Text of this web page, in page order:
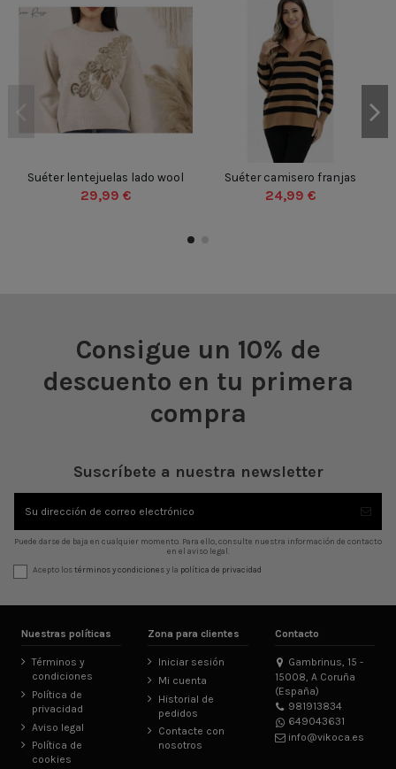
Suéter lentejuelas lado wool
29,99 €
UN Suéter camisero franjas
24,99 €
NEGROCAMEL GRIS
UN
Consigue un 10% de
descuento en tu primera
compra
Suscríbete a nuestra newsletter
Puede darse de baja en cualquier momento. Para ello, consulte nuestra información de contacto
en el aviso legal.
Acepto lostérminos y condicionesy la política de privacidad
Nuestras políticas
Términos y
condiciones
Política de
privacidad
Aviso legal
Política de
cookies
Zona para clientes
Iniciar sesión
Mi cuenta
Historial de
pedidos
Contacte con
nosotros
Contacto
Gambrinus, 15 -
15008, A Coruña
(España)
981913834
649043631
info@vikoca.es